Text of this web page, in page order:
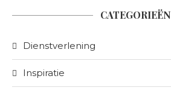
CATEGORIEËN
Dienstverlening
Inspiratie